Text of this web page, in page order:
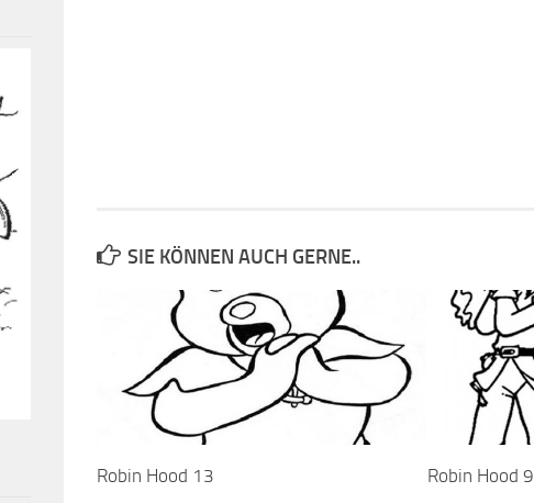
SIE KÖNNEN AUCH GERNE..
Robin Hood 13 Robin Hood 9